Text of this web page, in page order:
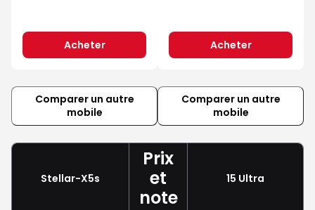
Acheter Acheter
Comparer un autre
mobile
Comparer un autre
mobile
Stellar-X5s
Prix
et
note
15 Ultra